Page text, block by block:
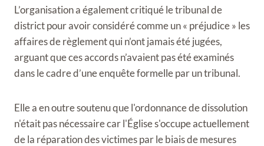
L’organisation a également critiqué le tribunal de
district pour avoir considéré comme un « préjudice » les
affaires de règlement qui n’ont jamais été jugées,
arguant que ces accords n’avaient pas été examinés
dans le cadre d’une enquête formelle par un tribunal.
Elle a en outre soutenu que l'ordonnance de dissolution
n'était pas nécessaire car l'Église s'occupe actuellement
de la réparation des victimes par le biais de mesures